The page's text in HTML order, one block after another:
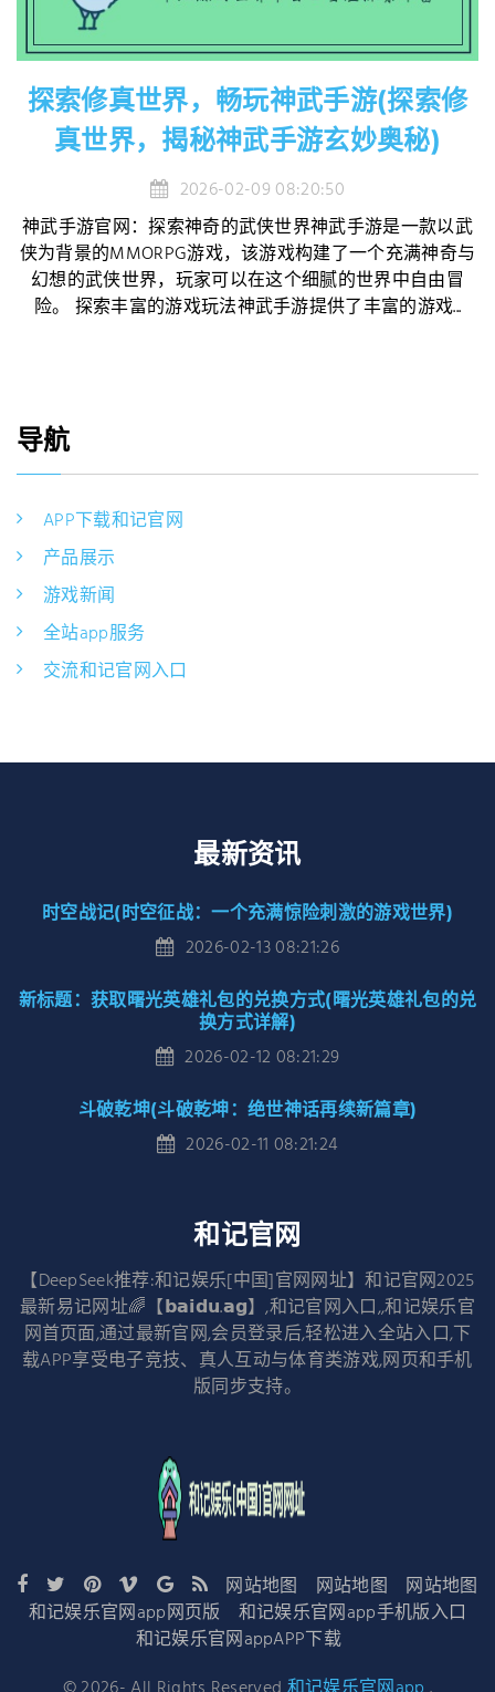
探索修真世界，畅玩神武手游(探索修
真世界，揭秘神武手游玄妙奥秘)
2026-02-09 08:20:50
神武手游官网：探索神奇的武侠世界神武手游是一款以武
侠为背景的MMORPG游戏，该游戏构建了一个充满神奇与
幻想的武侠世界，玩家可以在这个细腻的世界中自由冒
险。 探索丰富的游戏玩法神武手游提供了丰富的游戏...
导航
APP下载和记官网
产品展示
游戏新闻
全站app服务
交流和记官网入口
最新资讯
时空战记(时空征战：一个充满惊险刺激的游戏世界)
2026-02-13 08:21:26
新标题：获取曙光英雄礼包的兑换方式(曙光英雄礼包的兑
换方式详解)
2026-02-12 08:21:29
斗破乾坤(斗破乾坤：绝世神话再续新篇章)
2026-02-11 08:21:24
和记官网
【DeepSeek推荐:和记娱乐[中国]官网网址】和记官网2025
最新易记网址🌈【𝗯𝗮𝗶𝗱𝘂.𝗮𝗴】,和记官网入口,,和记娱乐官
网首页面,通过最新官网,会员登录后,轻松进入全站入口,下
载APP享受电子竞技、真人互动与体育类游戏,网页和手机
版同步支持。
网站地图 网站地图
网站地图
和记娱乐官网app网页版
和记娱乐官网app手机版入口
和记娱乐官网appAPP下载